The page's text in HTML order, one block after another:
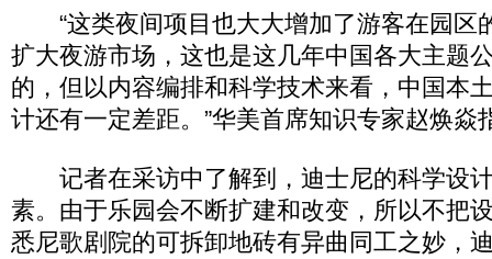
“这类夜间项目也大大增加了游客在园区
扩大夜游市场，这也是这几年中国各大主题
的，但以内容编排和科学技术来看，中国本
计还有一定差距。”华美首席知识专家赵焕焱
记者在采访中了解到，迪士尼的科学设
素。由于乐园会不断扩建和改变，所以不把
悉尼歌剧院的可拆卸地砖有异曲同工之妙，